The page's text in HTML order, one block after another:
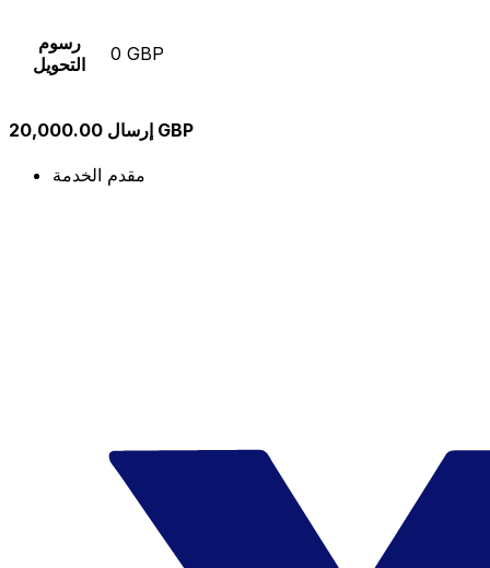
رسوم
التحويل
0 GBP
إرسال 20,000.00 GBP
مقدم الخدمة